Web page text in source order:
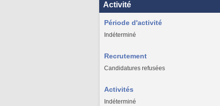
Activité
Période d'activité
Indéterminé
Recrutement
Candidatures refusées
Activités
Indéterminé